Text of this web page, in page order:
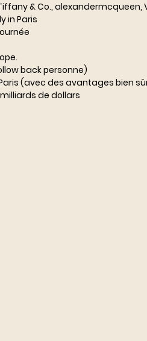
Tiffany & Co.,
in Paris
back personne)
(avec des avantages bien
de dollars